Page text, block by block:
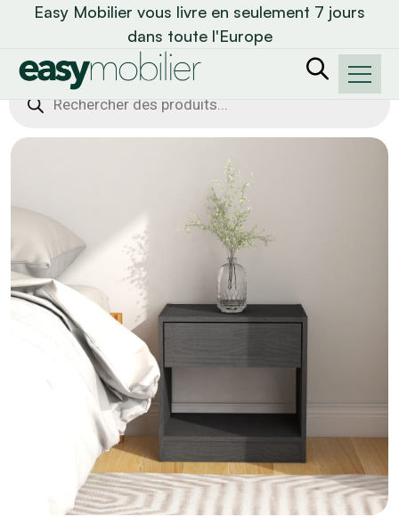
Easy Mobilier vous livre en seulement 7 jours
dans toute l'Europe
Recherche
de